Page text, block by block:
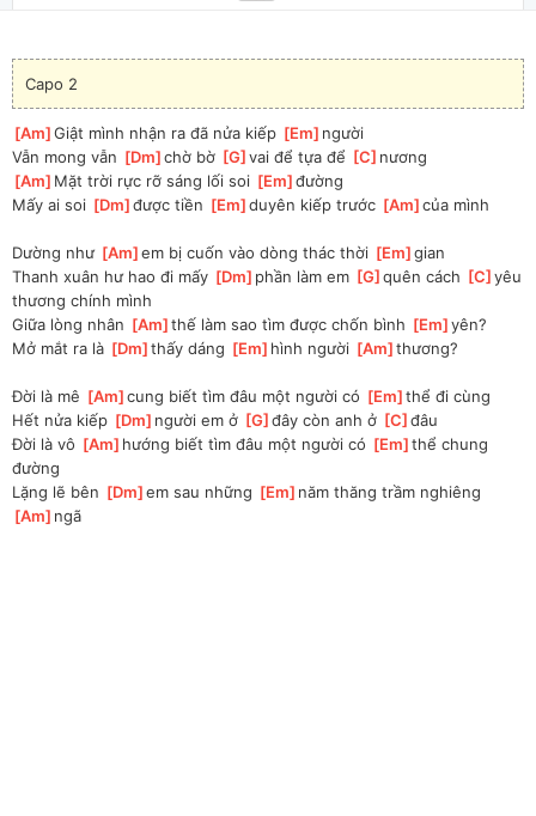
Capo 2
[Am ]
Giật mình nhận ra đã nửa kiếp [Em ]người
Vẫn mong vẫn [Dm ]
chờ bờ [G ]
vai để tựa để [C ]nương
[Am ]Mặt trời rực rỡ sáng lối soi [Em ]
đường
Mấy ai soi [Dm ]
được tiền [Em ]
duyên kiếp trước [Am ]
của mình
Dường như [Am ]
em bị cuốn vào dòng thác thời [Em ]
gian
Thanh xuân hư hao đi mấy [Dm ]phần làm em [G ]
quên cách [C ]
yêu
thương chính mình
Giữa lòng nhân [Am ]thế làm sao tìm được chốn bình [Em ]
yên?
Mở mắt ra là [Dm ]thấy dáng [Em ]hình người [Am ]thương?
Đời là mê [Am ]
cung biết tìm đâu một người có [Em ]thể đi cùng
Hết nửa kiếp [Dm ]người em ở [G ]
đây còn anh ở [C ]
đâu
Đời là vô [Am ]hướng biết tìm đâu một người có [Em ]thể chung
đường
Lặng lẽ bên [Dm ]
em sau những [Em ]năm thăng trầm nghiêng
Am ]ngã